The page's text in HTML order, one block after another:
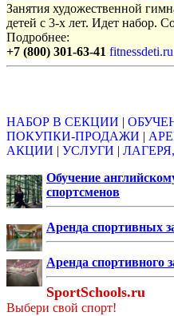
Занятия художественной
детей с 3-х лет. Идет набор.
Подробнее:
+7 (800) 301-63-41 fitnessdeti.ru
НАБОР В СЕКЦИИ |
ПОКУПКИ-ПРОДАЖИ |
АКЦИИ | УСЛУГИ |
Обучение
спортсменов
Аренда спортивных
Аренда спортивного
SportSchools.ru
Выбери свой спорт!